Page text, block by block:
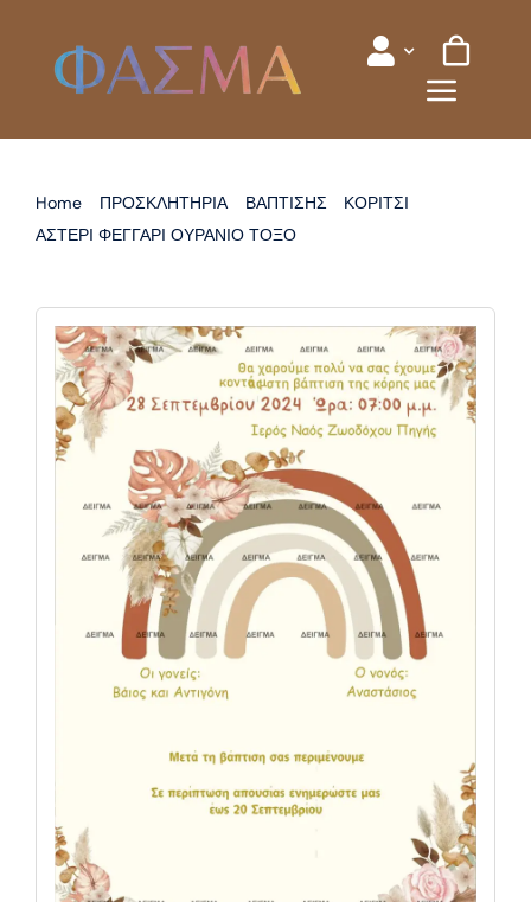
content
Home ΠΡΟΣΚΛΗΤΗΡΙΑ ΒΑΠΤΙΣΗΣ
ΚΟΡΙΤΣΙ
ΑΣΤΕΡΙ ΦΕΓΓΑΡΙ ΟΥΡΑΝΙΟ ΤΟΞΟ